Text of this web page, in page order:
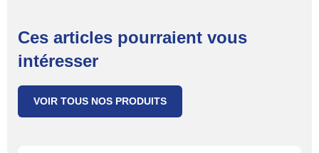
Ces articles pourraient vous
intéresser
VOIR TOUS NOS PRODUITS